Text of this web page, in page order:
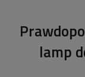
lamp